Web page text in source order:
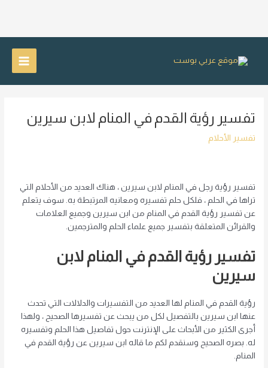
Main
تفسير رؤية القدم في المنام لابن سيرين
تفسير الأحلام
تفسير رؤية رجل في المنام لابن سيرين ، هناك العديد من الأحلام التي
تراها في الحلم ، فلكل حلم تفسيره ومعانيه المرتبطة به. سوف يتعلم
عن تفسير رؤية القدم في المنام من ابن سيرين وجميع العلامات
والقرائن المتعلقة بتفسير جميع علماء الحلم والمترجمين.
تفسير رؤية القدم في المنام لابن
سيرين
رؤية القدم في المنام لها العديد من التفسيرات والدلالات التي تحدث
عنها ابن سيرين بالتفصيل لكل من يبحث عن تفسيرها الصحيح ، ولهذا
أجرى الكثير من الأبحاث على الإنترنت حول تفاصيل هذا الحلم وتفسيره
له. بصره الصحيح وسنقدم لكم ما قاله ابن سيرين عن رؤية القدم في
المنام.